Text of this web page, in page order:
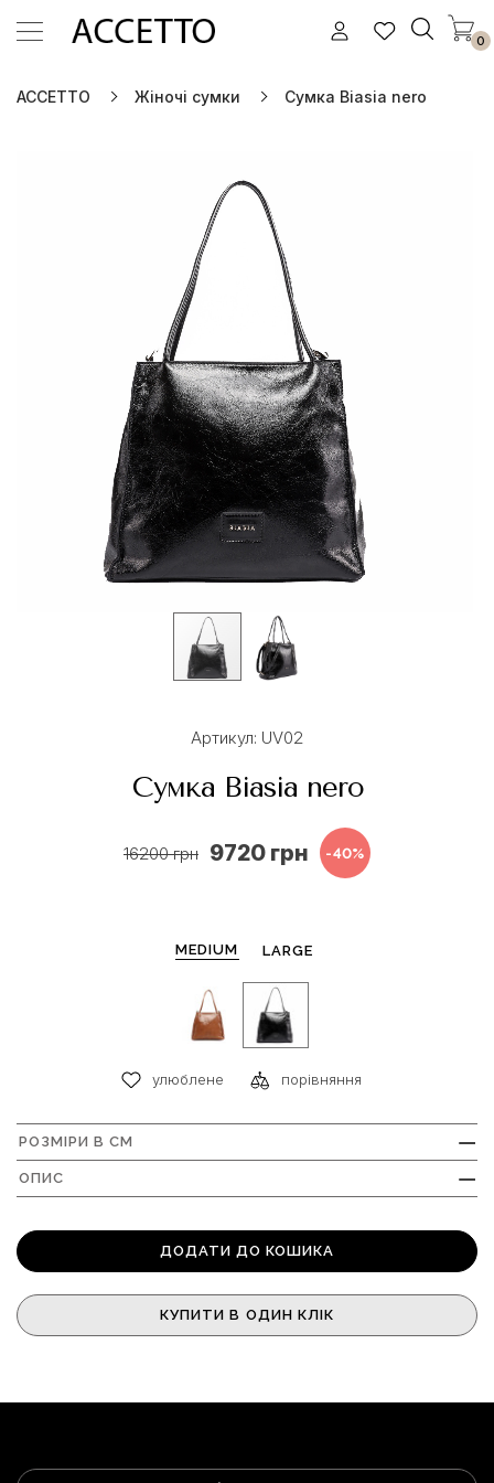
0
ACCETTO Жіночі сумки Сумка Biasia nero
Артикул: UV02
Сумка Biasia nero
16200 грн 9720 грн -40%
MEDIUM LARGE
улюблене порівняння
РОЗМІРИ В СМ +
ОПИС +
ДОДАТИ ДО КОШИКА
КУПИТИ В ОДИН КЛІК